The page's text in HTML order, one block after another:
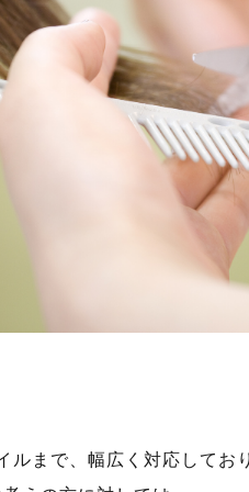
ルまで、幅広く対応してお